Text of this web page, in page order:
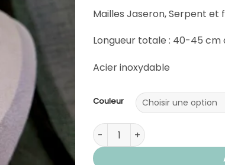
Mailles Jaseron, Serpent et
Longueur totale : 40-45 cm
Acier inoxydable
Couleur
quantité de Collier Hoshi acier